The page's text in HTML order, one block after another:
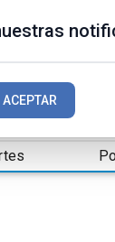
ACEPTAR